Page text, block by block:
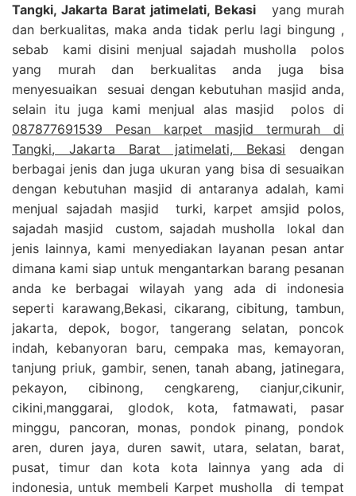
Tangki, Jakarta Barat jatimelati, Bekasiyang murah
dan berkualitas, maka anda tidak perlu lagi bingung ,
sebab kami disini menjual sajadah musholla polos
yang murah dan berkualitas anda juga bisa
menyesuaikan sesuai dengan kebutuhan masjid anda,
selain itu juga kami menjual alas masjid polos di
087877691539 Pesan karpet masjid termurah di
Tangki, Jakarta Barat jatimelati, Bekasi dengan
berbagai jenis dan juga ukuran yang bisa di sesuaikan
dengan kebutuhan masjid di antaranya adalah, kami
menjual sajadah masjid turki, karpet amsjid polos,
sajadah masjid custom, sajadah musholla lokal dan
jenis lainnya, kami menyediakan layanan pesan antar
dimana kami siap untuk mengantarkan barang pesanan
anda ke berbagai wilayah yang ada di indonesia
seperti karawang,Bekasi, cikarang, cibitung, tambun,
jakarta, depok, bogor, tangerang selatan, poncok
indah, kebanyoran baru, cempaka mas, kemayoran,
tanjung priuk, gambir, senen, tanah abang, jatinegara,
pekayon, cibinong, cengkareng, cianjur,cikunir,
cikini,manggarai, glodok, kota, fatmawati, pasar
minggu, pancoran, monas, pondok pinang, pondok
aren, duren jaya, duren sawit, utara, selatan, barat,
pusat, timur dan kota kota lainnya yang ada di
indonesia, untuk membeli Karpet musholla di tempat